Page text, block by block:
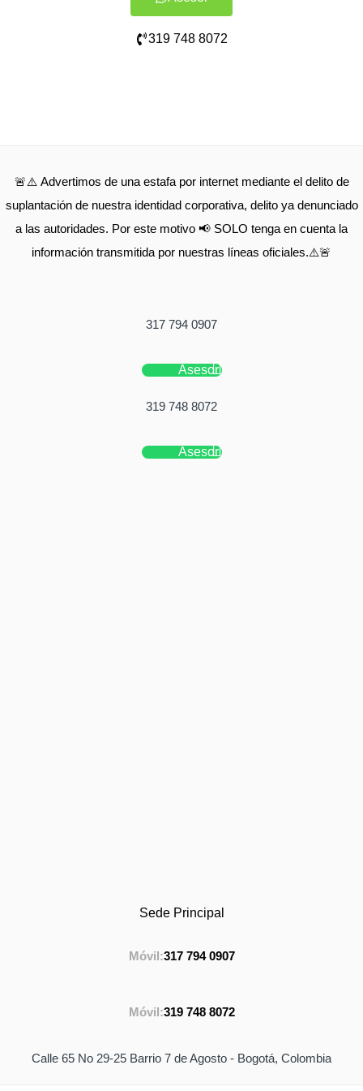
319 748 8072
🚨⚠️ Advertimos de una estafa por internet mediante el delito de
suplantación de nuestra identidad corporativa, delito ya denunciado
a las autoridades. Por este motivo 📢 SOLO tenga en cuenta la
información transmitida por nuestras líneas oficiales.⚠️🚨
317 794 0907
Asesor
319 748 8072
Asesor
Sede Principal
Móvil:317 794 0907
Móvil:319 748 8072
Calle 65 No 29-25 Barrio 7 de Agosto - Bogotá, Colombia